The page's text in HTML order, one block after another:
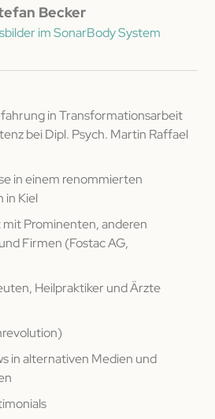
Becker
im SonarBody System
in Transformationsarbeit
bei Dipl. Psych. Martin Raffael
in einem renommierten
in Kiel
Prominenten, anderen
Firmen (Fostac AG,
Heilpraktiker und Ärzte
in alternativen Medien und